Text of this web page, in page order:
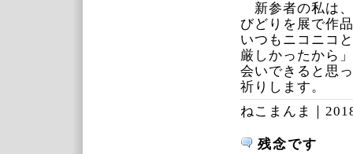
新参者の私は
びどりを展で作
いつもニコニコ
厳しかったから
会いできると思
祈りします。
ねこまんま｜
残念です